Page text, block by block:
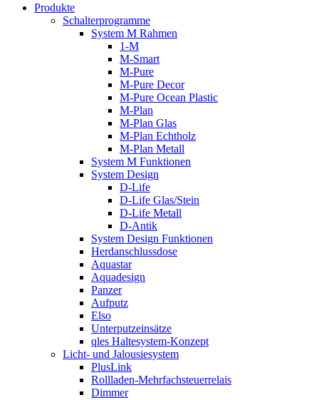
Produkte
Schalterprogramme
System M Rahmen
1-M
M-Smart
M-Pure
M-Pure Decor
M-Pure Ocean Plastic
M-Plan
M-Plan Glas
M-Plan Echtholz
M-Plan Metall
System M Funktionen
System Design
D-Life
D-Life Glas/Stein
D-Life Metall
D-Antik
System Design Funktionen
Herdanschlussdose
Aquastar
Aquadesign
Panzer
Aufputz
Elso
Unterputzeinsätze
qles Haltesystem-Konzept
Licht- und Jalousiesystem
PlusLink
Rollladen-Mehrfachsteuerrelais
Dimmer